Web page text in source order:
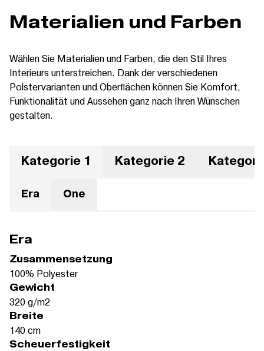
Materialien und Farben
Wählen Sie Materialien und Farben, die den Stil Ihres
Interieurs unterstreichen. Dank der verschiedenen
Polstervarianten und Oberflächen können Sie Komfort,
Funktionalität und Aussehen ganz nach Ihren Wünschen
gestalten.
Kategorie 1 Kategorie 2
Era One
Era
Zusammensetzung
100% Polyester
Gewicht
320 g/m2
Breite
140 cm
Scheuerfestigkeit